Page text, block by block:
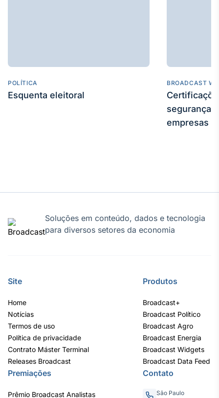
Tokenização
Em breve
POLÍTICA
Esquenta eleitoral
BROADCAST
segurança
empresas
Soluções em conteúdo, dados e tecnologia
para diversos setores da economia
Site
Home
Notícias
Termos de uso
Política de privacidade
Contrato Máster Terminal
Releases Broadcast
Produtos
Broadcast+
Broadcast Político
Broadcast Agro
Broadcast Energia
Broadcast Widgets
Broadcast Data Feed
Premiações
Prêmio Broadcast Analistas
Contato
São Paulo